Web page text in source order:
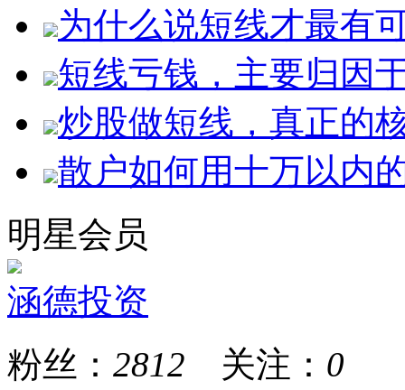
为什么说短线才最有
短线亏钱，主要归因
炒股做短线，真正的
散户如何用十万以内
明星会员
涵德投资
粉丝： 2812 关注： 0